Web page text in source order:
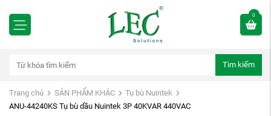
0
Tìm kiếm
Trang chủ SẢN PHẨM KHÁC
Tụ bù Nuintek
ANU-44240KS Tụ bù dầu Nuintek 3P 40KVAR 440VAC